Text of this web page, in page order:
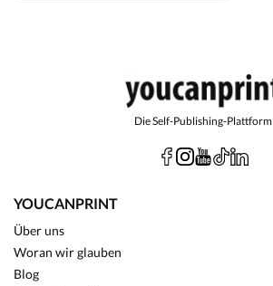
Die Self-Publishing-Plattform
YOUCANPRINT
Über uns
Woran wir glauben
Blog